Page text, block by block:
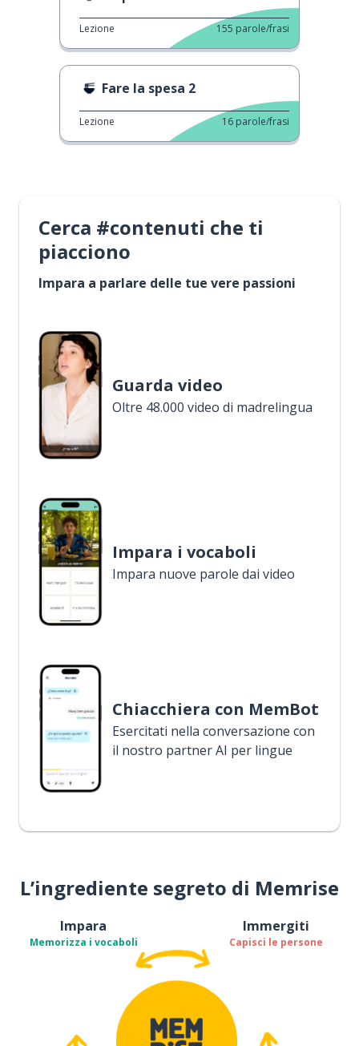
Lezione 155 parole/frasi
Fare la spesa 2
Lezione 16 parole/frasi
Cerca #contenuti che ti
piacciono
Impara a parlare delle tue vere passioni
Guarda video
Oltre 48.000 video di madrelingua
Impara i vocaboli
Impara nuove parole dai video
Chiacchiera con MemBot
Esercitati nella conversazione con
il nostro partner AI per lingue
L’ingrediente segreto di Memrise
Impara
Memorizza i vocaboli
Immergiti
Capisci le persone